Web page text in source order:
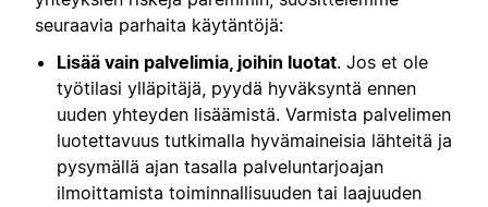
seuraavia parhaita käytäntöjä:
Lisää vain palvelimia, joihin luotat. Jos et ole
työtilasi ylläpitäjä, pyydä hyväksyntä ennen
uuden yhteyden lisäämistä. Varmista palvelimen
luotettavuus tutkimalla hyvämaineisia lähteitä ja
pysymällä ajan tasalla palveluntarjoajan
ilmoittamista toiminnallisuuden tai laajuuden